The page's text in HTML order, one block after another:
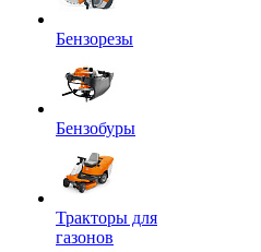
Бензорезы
Бензобуры
Тракторы для
газонов